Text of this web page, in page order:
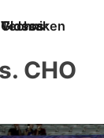
Techniken
Videos
Glossar
CHO